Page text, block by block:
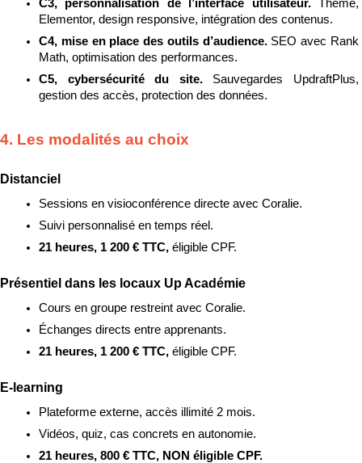
C3, personnalisation de l’interface utilisateur. Thème,
Elementor, design responsive, intégration des contenus.
C4, mise en place des outils d’audience. SEO avec Rank
Math, optimisation des performances.
C5, cybersécurité du site. Sauvegardes UpdraftPlus,
gestion des accès, protection des données.
4. Les modalités au choix
Distanciel
Sessions en visioconférence directe avec Coralie.
Suivi personnalisé en temps réel.
21 heures, 1 200 € TTC, éligible CPF.
Présentiel dans les locaux Up Académie
Cours en groupe restreint avec Coralie.
Échanges directs entre apprenants.
21 heures, 1 200 € TTC, éligible CPF.
E-learning
Plateforme externe, accès illimité 2 mois.
Vidéos, quiz, cas concrets en autonomie.
21 heures, 800 € TTC, NON éligible CPF.